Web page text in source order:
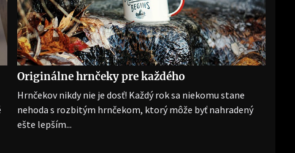
Originálne hrnčeky pre každého
Hrnčekov nikdy nie je dosť! Každý rok sa niekomu stane
nehoda s rozbitým hrnčekom, ktorý môže byť nahradený
ešte lepším...